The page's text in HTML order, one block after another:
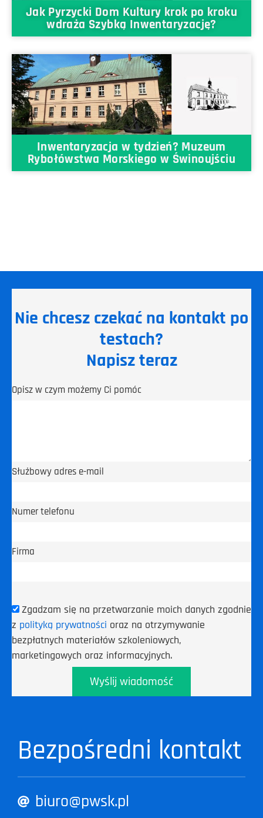
Jak Pyrzycki Dom Kultury krok po kroku
wdraża Szybką Inwentaryzację?
Inwentaryzacja w tydzień? Muzeum
Rybołówstwa Morskiego w Świnoujściu
Nie chcesz czekać na kontakt po
testach?
Napisz teraz
Opisz w czym możemy Ci pomóc
Służbowy adres e-mail
Numer telefonu
Firma
Zgadzam się na przetwarzanie moich danych zgodnie
z polityką prywatności oraz na otrzymywanie
bezpłatnych materiałów szkoleniowych,
marketingowych oraz informacyjnych.
Wyślij wiadomość
Bezpośredni kontakt
biuro@pwsk.pl